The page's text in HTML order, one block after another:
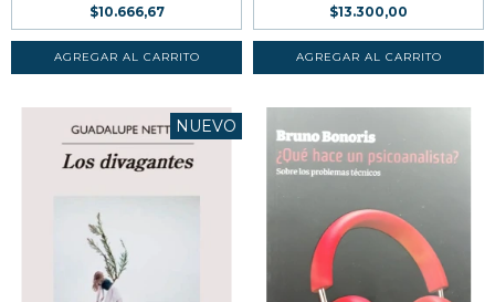
$10.666,67
$13.300,00
NUEVO